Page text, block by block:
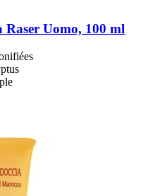
Raser Uomo, 100 ml